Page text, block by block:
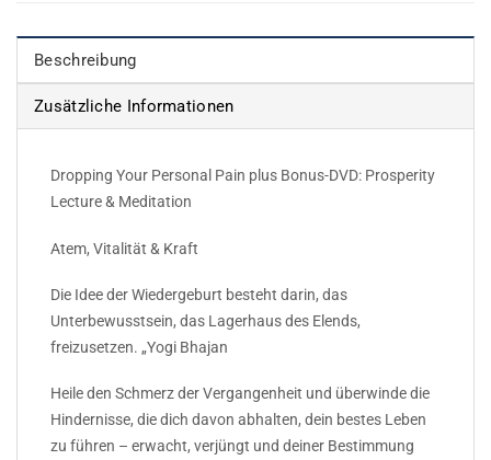
Beschreibung
Zusätzliche Informationen
Dropping Your Personal Pain plus Bonus-DVD: Prosperity
Lecture & Meditation
Atem, Vitalität & Kraft
Die Idee der Wiedergeburt besteht darin, das
Unterbewusstsein, das Lagerhaus des Elends,
freizusetzen. „Yogi Bhajan
Heile den Schmerz der Vergangenheit und überwinde die
Hindernisse, die dich davon abhalten, dein bestes Leben
zu führen – erwacht, verjüngt und deiner Bestimmung